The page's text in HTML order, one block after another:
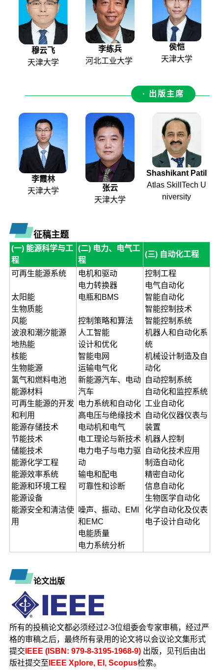
穆云飞
天津大学
李练兵
河北工业大学
侯恺
天津大学
· 出版主席
李霞林
天津大学
张云
天津大学
Shashikant Patil
Atlas SkillTech U
niversity
征稿主题
(一) 能源科学与工
程
(二) 电力、电气工
程
(三) 自动化工程
可再生能源系统
太阳能
生物质能
风能
波浪和潮汐能源
地热能
核能
生物能源
氢气和燃料电池
能源材料
可再生能源的开发
和利用
能源存储技术
节能技术
储能技术
能源化学工程
能源效率系统
能源和环境工程
能源设备
能源安全和清洁使
用
电机和驱动
电力转换器
电瓶和BMS
控制策略和算法
人工智能
设计和优化
智能电网
运输电气化
新能源汽车、电动
汽车
电力系统和自动化
高电压与绝缘技术
电动机和电气
电工理论与新技术
电力电子与电力驱
动
输电和配电
可靠性和诊断
噪声、振动、EMI
和EMC
电能质量
电力系统分析
控制工程
电气自动化
智能自动化
智能控制技术
智能控制系统
机器人和自动化系
统
机械设计制造及自
动化
自动控制系统
自动化和监控系统
工业自动化
自动化仪器仪表与
装置
机器人控制
自动化技术应用
制造自动化
精密自动化
信息自动化
生物医学自动化
化学自动化及仪表
电子设计自动化
论文出版
所有的投稿论文都必须经过2-3位组委会专家审稿，经过严
格的审稿之后，最终所有录用的论文将以会议论文集形式
提交 IEEE (ISBN: 979-8-3195-1968-9) 出版，见刊后由出
版社提交至 IEEE Xplore, EI, Scopus检索。